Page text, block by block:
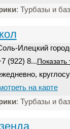
: Турбазы и
Илецкий
(922) 8...
на карте
: Турбазы и